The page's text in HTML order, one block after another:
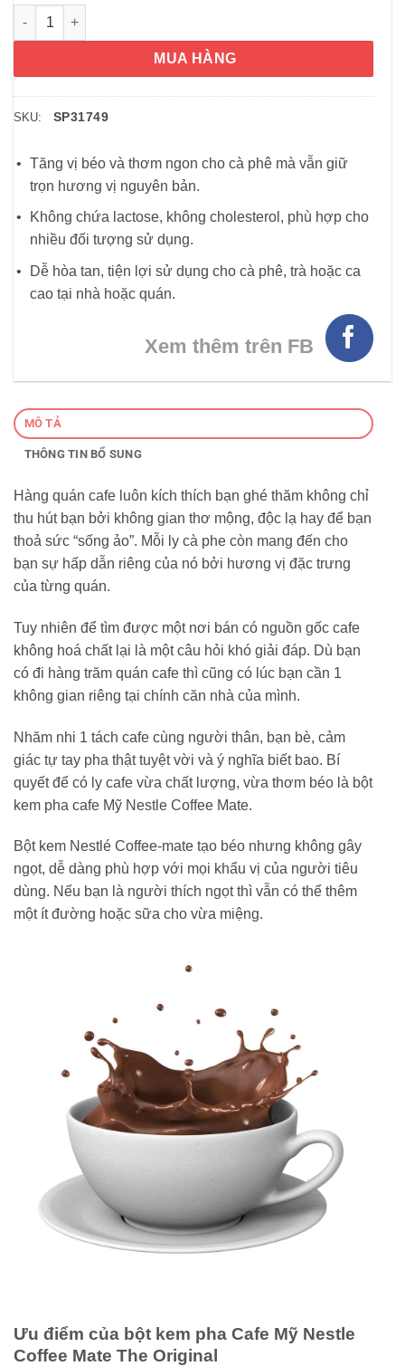
Bột kem pha cafe Mỹ Nestlé Coffee Mate 1.5kg số lượng
MUA HÀNG
SKU: SP31749
Tăng vị béo và thơm ngon cho cà phê mà vẫn giữ
trọn hương vị nguyên bản.
Không chứa lactose, không cholesterol, phù hợp cho
nhiều đối tượng sử dụng.
Dễ hòa tan, tiện lợi sử dụng cho cà phê, trà hoặc ca
cao tại nhà hoặc quán.
Xem thêm trên FB
MÔ TẢ
THÔNG TIN BỔ SUNG
Hàng quán cafe luôn kích thích bạn ghé thăm không chỉ
thu hút bạn bởi không gian thơ mộng, độc lạ hay để bạn
thoả sức “sống ảo”. Mỗi ly cà phe còn mang đến cho
bạn sự hấp dẫn riêng của nó bởi hương vị đặc trưng
của từng quán.
Tuy nhiên để tìm được một nơi bán có nguồn gốc cafe
không hoá chất lại là một câu hỏi khó giải đáp. Dù bạn
có đi hàng trăm quán cafe thì cũng có lúc bạn cần 1
không gian riêng tại chính căn nhà của mình.
Nhăm nhi 1 tách cafe cùng người thân, bạn bè, cảm
giác tự tay pha thật tuyệt vời và ý nghĩa biết bao. Bí
quyết để có ly cafe vừa chất lượng, vừa thơm béo là bột
kem pha cafe Mỹ Nestle Coffee Mate.
Bột kem Nestlé Coffee-mate tạo béo nhưng không gây
ngọt, dễ dàng phù hợp với mọi khẩu vị của người tiêu
dùng. Nếu bạn là người thích ngọt thì vẫn có thể thêm
một ít đường hoặc sữa cho vừa miệng.
Ưu điểm của bột kem pha Cafe Mỹ Nestle
Coffee Mate The Original